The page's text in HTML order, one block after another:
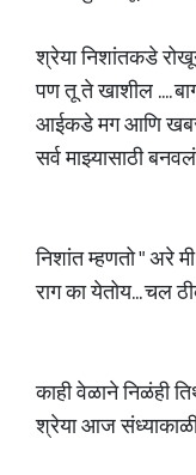
श्रेया निशांतकडे
पण तू ते खाशील ....
आईकडे मग आणि
सर्व माझ्यासाठी
निशांत म्हणतो " अरे
राग का येतोय... चल
काही वेळाने निळंही
श्रेया आज